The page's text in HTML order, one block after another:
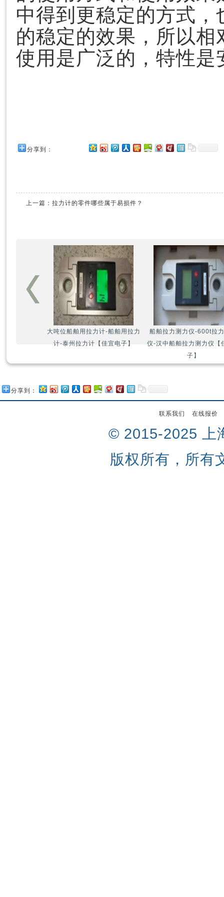
中得到更稳定的方式
的稳定的效果，所以
使用是广泛的，特性是
分享到：
上一篇： 拉力计的零件哪些属于易损件？
大吨位船舶用拉力计-船舶用拉力
计-泰州拉力计【佳宜电子】
船舶拉力测力仪-600t拉
仪-汉中船舶拉力测力仪【
子】
分享到：
联系我们 在线报价
© 2015-2025 上
版权所有，所有